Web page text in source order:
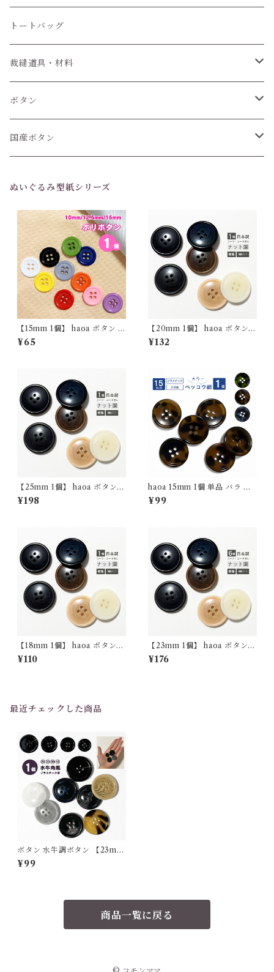
トートバッグ
裁縫道具・材料
紐
ボタン
6個セット
国産ボタン
1個(バラ売り)
ぬいぐるみ型紙シリーズ
【15mm 1個】 haoa ボタン 4
つ穴ボタン 樹脂 シャツ 子供
艶ありシンプル 洋裁 洋服 手芸
¥65
【20mm 1個】 haoa ボタン
スーツ用 コート用 ナット調 1
個 バラ売り 樹脂製 NNT-1 日
¥132
【25mm 1個】 haoa ボタン
スーツ用 コート用 ナット調 1
個 バラ売り 樹脂製 NNT-1 日
¥198
haoa 15mm 1個 単品 バラ ボ
タン アウター用 シャツ用 カラ
ーベッコウ調 樹脂製 CBK-1
¥99
【18mm 1個】 haoa ボタン
スーツ用 コート用 ナット調 1
個 バラ売り 樹脂製 NNT-1 日
¥110
【23mm 1個】 haoa ボタン
スーツ用 コート用 ナット調 1
個 バラ売り 樹脂製 NNT-1 日
¥176
最近チェックした商品
ボタン 水牛調ボタン 【23mm
1個】 水牛角風 樹脂ボタンス
ーツボタンスーツ コート ジャ
¥99
商品一覧に戻る